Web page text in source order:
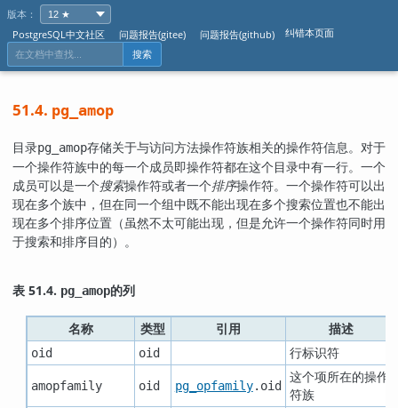
版本：
PostgreSQL中文社区
问题报告(gitee) 问题报告(github) 纠错本页面
搜索
51.4. pg_amop
目录pg_amop存储关于与访问方法操作符族相关的操作符信息。对于
一个操作符族中的每一个成员即操作符都在这个目录中有一行。一个
成员可以是一个搜索操作符或者一个排序操作符。一个操作符可以出
现在多个族中，但在同一个组中既不能出现在多个搜索位置也不能出
现在多个排序位置（虽然不太可能出现，但是允许一个操作符同时用
于搜索和排序目的）。
表 51.4. pg_amop的列
名称 类型 引用 描述
oid oid 行标识符
amopfamily oid pg_opfamily.oid
这个项所在的操作
符族